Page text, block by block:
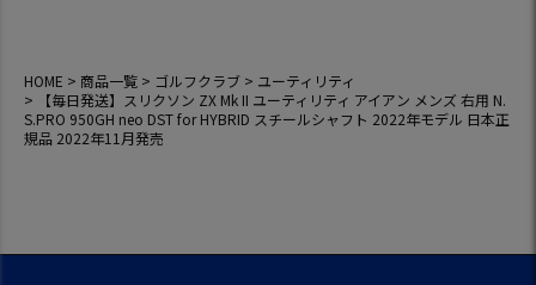
HOME 商品一覧 ゴルフクラブ
ユーティリティ
【毎日発送】スリクソン ZX Mk II ユーティリティ アイアン メンズ 右用 N.
S.PRO 950GH neo DST for HYBRID スチールシャフト 2022年モデル 日本正
規品 2022年11月発売